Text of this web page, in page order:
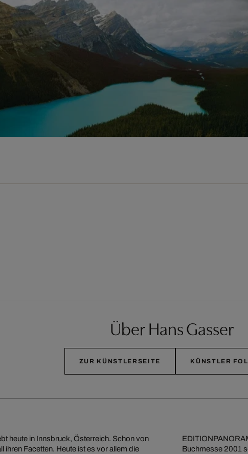
Über Hans Gasser
ZUR KÜNSTLERSEITE KÜNSTLER
heute in Innsbruck, Österreich. Schon von
ihren Facetten. Heute ist es vor allem die
Buchmesse 2001